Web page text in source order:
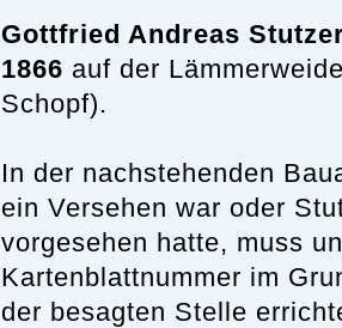
Gottfried Andreas
1866 auf der
Schopf).
In der nachstehenden
ein Versehen war oder
vorgesehen hatte, muss
Kartenblattnummer im
der besagten Stelle